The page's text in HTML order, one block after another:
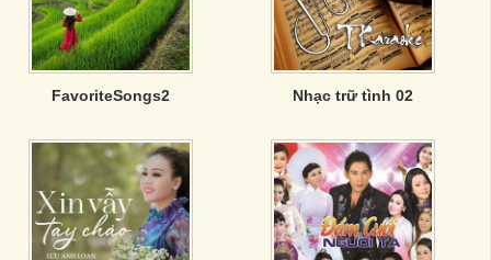
FavoriteSongs2 Nhạc trữ tình 02